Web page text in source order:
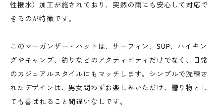
性撥水）加工が施されており、突然の雨にも安心して対応で
きるのが特徴です。
このマーガンザー・ハットは、サーフィン、SUP、ハイキン
グやキャンプ、釣りなどのアクティビティだけでなく、日常
のカジュアルスタイルにもマッチします。シンプルで洗練さ
れたデザインは、男女問わずお楽しみいただけ、贈り物とし
ても喜ばれること間違いなしです。